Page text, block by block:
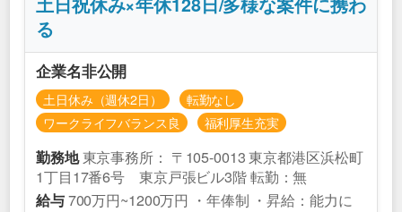
る
企業名非公開
土日休み（週休2日）
転勤なし
ワークライフバランス良
福利厚生充実
勤務地東京事務所： 〒105-0013 東京都港区浜松町
1丁目17番6号 東京戸張ビル3階 転勤：無
給与700万円~1200万円 ・年俸制 ・昇給：能力に